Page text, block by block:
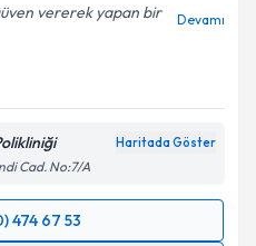
vererek yapan bir
Devamı
Haritada Göster
Cad. No:7/A
474 67 53